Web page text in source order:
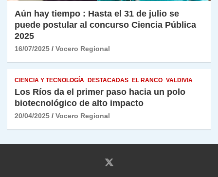
Aún hay tiempo : Hasta el 31 de julio se
puede postular al concurso Ciencia Pública
2025
16/07/2025 Vocero Regional
CIENCIA Y TECNOLOGÍA DESTACADAS EL RANCO VALDIVIA
Los Ríos da el primer paso hacia un polo
biotecnológico de alto impacto
20/04/2025 Vocero Regional